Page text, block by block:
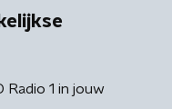
Radio 1 in jouw